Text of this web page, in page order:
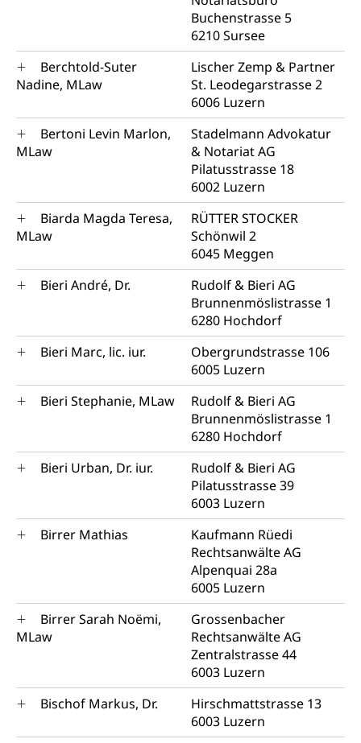
Buchenstrasse 5
6210 Sursee
Berchtold-Suter
Nadine, MLaw
Lischer Zemp & Partner
St. Leodegarstrasse 2
6006 Luzern
Bertoni Levin Marlon,
MLaw
Stadelmann Advokatur
& Notariat AG
Pilatusstrasse 18
6002 Luzern
Biarda Magda Teresa,
MLaw
RÜTTER STOCKER
Schönwil 2
6045 Meggen
Bieri André, Dr.
Rudolf & Bieri AG
Brunnenmöslistrasse 1
6280 Hochdorf
Bieri Marc, lic. iur.
Obergrundstrasse 106
6005 Luzern
Bieri Stephanie, MLaw
Rudolf & Bieri AG
Brunnenmöslistrasse 1
6280 Hochdorf
Bieri Urban, Dr. iur.
Rudolf & Bieri AG
Pilatusstrasse 39
6003 Luzern
Birrer Mathias
Kaufmann Rüedi
Rechtsanwälte AG
Alpenquai 28a
6005 Luzern
Birrer Sarah Noëmi,
MLaw
Grossenbacher
Rechtsanwälte AG
Zentralstrasse 44
6003 Luzern
Bischof Markus, Dr.
Hirschmattstrasse 13
6003 Luzern